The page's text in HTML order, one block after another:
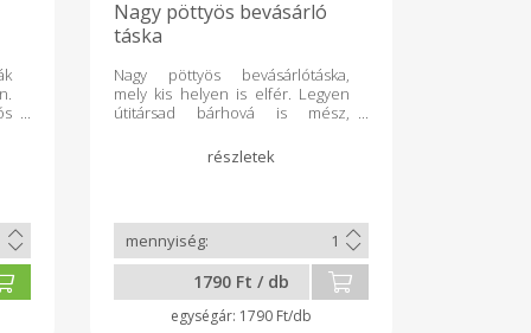
Nagy pöttyös bevásárló
táska
Nagy pöttyös bevásárlótáska,
mely kis helyen is elfér. Legyen
útitársad bárhová is mész,
tervezel. Kicsire összehajtható,
így nem foglal sok helyet, könnyű,
szeretnéd a sok műanyag
hulladékot, reklámtáskát.
Teherbírása kb. 5 kg.
1790 Ft / db
1790 Ft/db